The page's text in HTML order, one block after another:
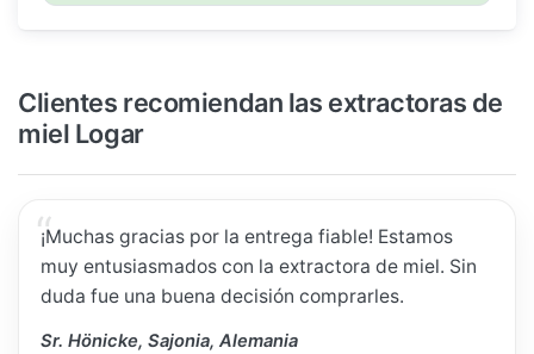
Clientes recomiendan las extractoras de
miel Logar
¡Muchas gracias por la entrega fiable! Estamos
muy entusiasmados con la extractora de miel. Sin
duda fue una buena decisión comprarles.
Sr. Hönicke, Sajonia, Alemania